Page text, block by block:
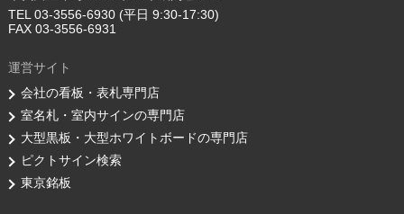
TEL 03-3556-6930 (平日 9:30-17:30)
FAX 03-3556-6931
運営サイト
会社の看板・表札専門店
室名札・室内サインの専門店
大型黒板・大型ホワイトボードの専門店
ピクトサイン検索
東京銘板